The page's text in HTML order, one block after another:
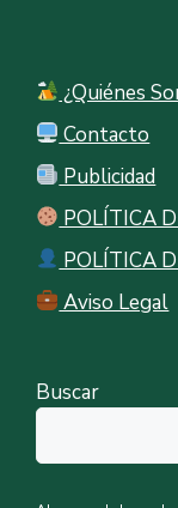
¿Quiénes
Contacto
Publicidad
POLÍTICA
POLÍTICA
Aviso Legal
Buscar